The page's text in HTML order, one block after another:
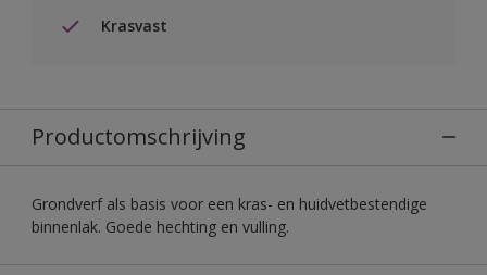
Krasvast
Productomschrijving
Grondverf als basis voor een kras- en huidvetbestendige
binnenlak. Goede hechting en vulling.